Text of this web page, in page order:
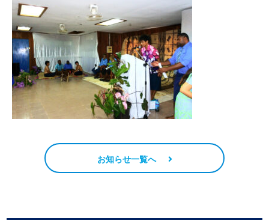
お知らせ一覧へ